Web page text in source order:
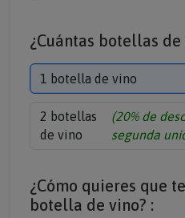
¿Cuántas botellas
1 botella de vino
2 botellas
de vino
(20% de
segunda
¿Cómo quieres que
botella de vino? :